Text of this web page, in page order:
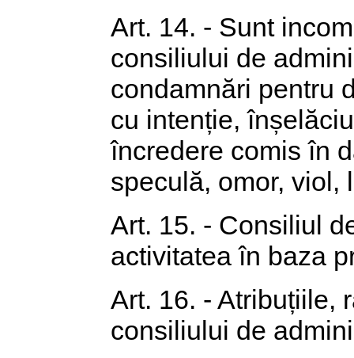
Art. 14. - Sunt
consiliului de
condamnări pentru
cu intenție,
încredere comis în
speculă, omor, viol,
Art. 15. - Consiliul
activitatea în baza
Art. 16. - Atribuțiile,
consiliului de